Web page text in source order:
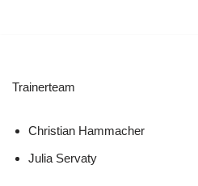
springen
Trainerteam
Christian Hammacher
Julia Servaty